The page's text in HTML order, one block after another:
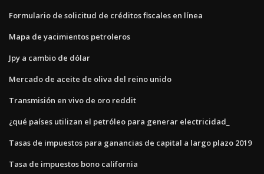
Formulario de solicitud de créditos fiscales en línea
Mapa de yacimientos petroleros
Jpy a cambio de dólar
Mercado de aceite de oliva del reino unido
Transmisión en vivo de oro reddit
¿qué países utilizan el petróleo para generar electricidad_
Tasas de impuestos para ganancias de capital a largo plazo 2019
Tasa de impuestos bono california